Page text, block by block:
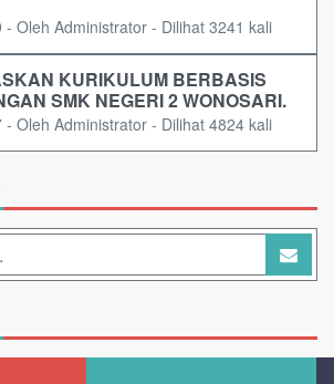
- Oleh Administrator - Dilihat 3241 kali
KURIKULUM BERBASIS
SMK NEGERI 2 WONOSARI.
Oleh Administrator - Dilihat 4824 kali